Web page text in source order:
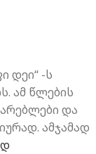
დეი“ -ს
ამ წლების
და
ამჯამად